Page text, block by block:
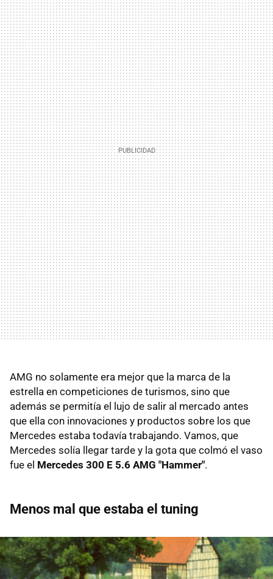
AMG no solamente era mejor que la marca de la
estrella en competiciones de turismos, sino que
además se permitía el lujo de salir al mercado antes
que ella con innovaciones y productos sobre los que
Mercedes estaba todavía trabajando. Vamos, que
Mercedes solía llegar tarde y la gota que colmó el vaso
fue el Mercedes 300 E 5.6 AMG "Hammer".
Menos mal que estaba el tuning